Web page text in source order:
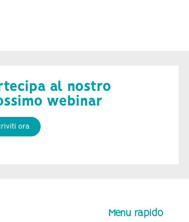
al nostro
webinar
ora
Menu rapido